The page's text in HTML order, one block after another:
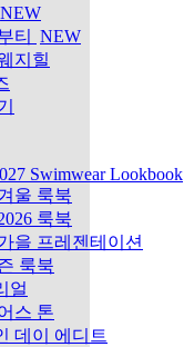
NEW
티
NEW
지힐
Swimwear Lookbook
울 룩북
룩북
을 프레젠테이션
룩북
얼
스 톤
데이 에디트